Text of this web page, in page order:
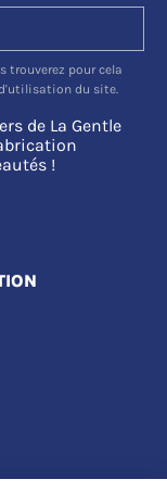
trouverez pour cela
du site.
de La Gentle
!